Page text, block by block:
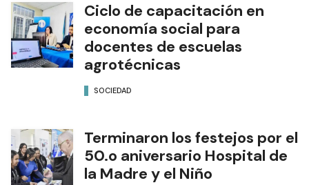
Ciclo de capacitación en
economía social para
docentes de escuelas
agrotécnicas
SOCIEDAD
Terminaron los festejos por el
50.o aniversario Hospital de
la Madre y el Niño